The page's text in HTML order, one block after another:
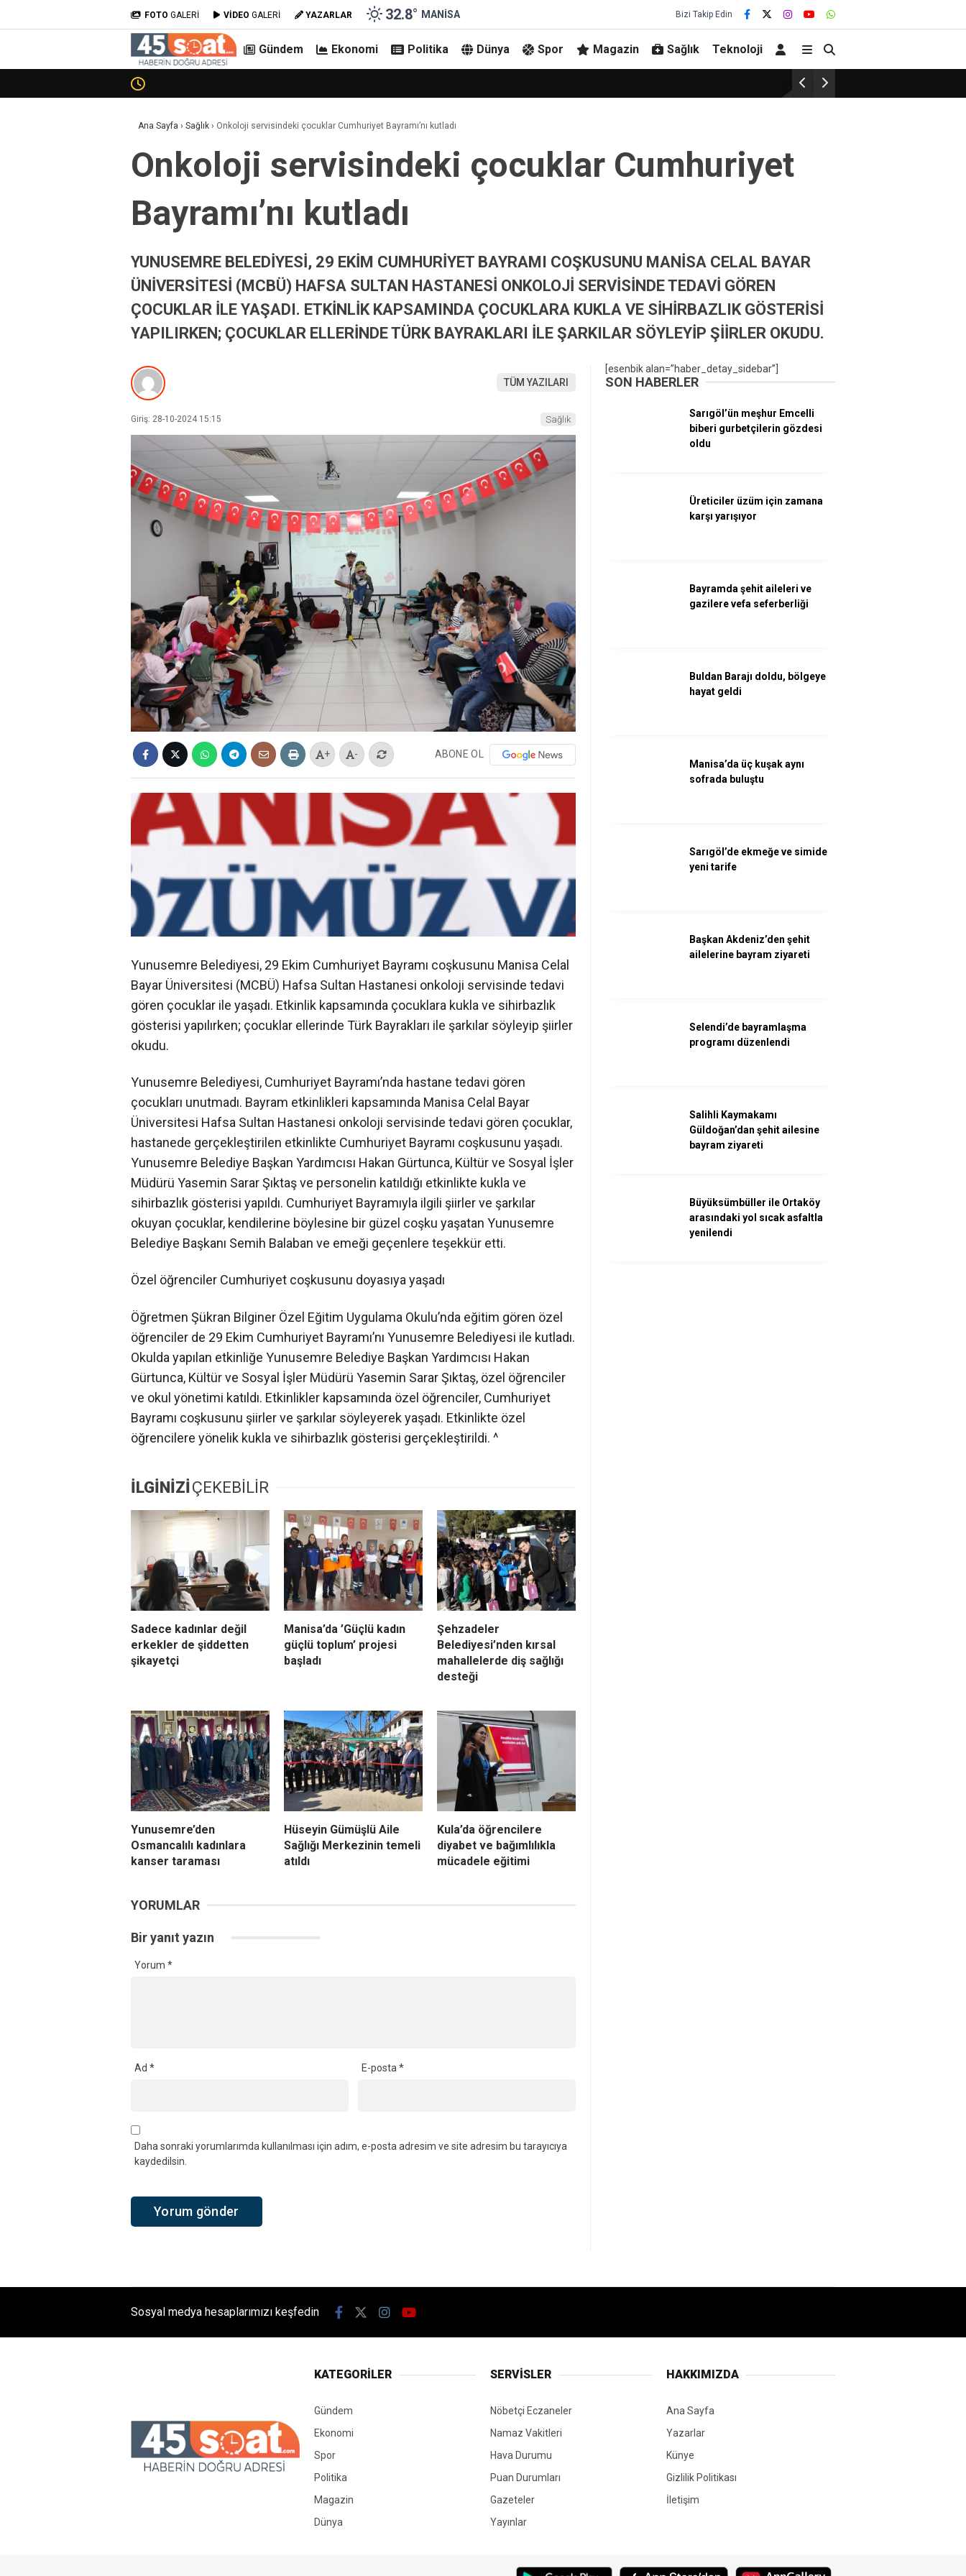
FOTO GALERİ VİDEO GALERİ YAZARLAR 32.8° MANISA Bizi Takip Edin
Gündem Ekonomi Politika Dünya Spor Magazin Sağlık Teknoloji
Ana Sayfa › Sağlık › Onkoloji servisindeki çocuklar Cumhuriyet Bayramı’nı kutladı
Onkoloji servisindeki çocuklar Cumhuriyet
Bayramı’nı kutladı
YUNUSEMRE BELEDİYESİ, 29 EKİM CUMHURİYET BAYRAMI COŞKUSUNU MANİSA CELAL BAYAR
ÜNİVERSİTESİ (MCBÜ) HAFSA SULTAN HASTANESİ ONKOLOJİ SERVİSİNDE TEDAVİ GÖREN
ÇOCUKLAR İLE YAŞADI. ETKİNLİK KAPSAMINDA ÇOCUKLARA KUKLA VE SİHİRBAZLIK GÖSTERİSİ
YAPILIRKEN; ÇOCUKLAR ELLERİNDE TÜRK BAYRAKLARI İLE ŞARKILAR SÖYLEYİP ŞİİRLER OKUDU.
TÜM YAZILARI
Giriş: 28-10-2024 15:15 Sağlık
+ - ABONE OL
Yunusemre Belediyesi, 29 Ekim Cumhuriyet Bayramı coşkusunu Manisa Celal
Bayar Üniversitesi (MCBÜ) Hafsa Sultan Hastanesi onkoloji servisinde tedavi
gören çocuklar ile yaşadı. Etkinlik kapsamında çocuklara kukla ve sihirbazlık
gösterisi yapılırken; çocuklar ellerinde Türk Bayrakları ile şarkılar söyleyip şiirler
okudu.
Yunusemre Belediyesi, Cumhuriyet Bayramı’nda hastane tedavi gören
çocukları unutmadı. Bayram etkinlikleri kapsamında Manisa Celal Bayar
Üniversitesi Hafsa Sultan Hastanesi onkoloji servisinde tedavi gören çocuklar,
hastanede gerçekleştirilen etkinlikte Cumhuriyet Bayramı coşkusunu yaşadı.
Yunusemre Belediye Başkan Yardımcısı Hakan Gürtunca, Kültür ve Sosyal İşler
Müdürü Yasemin Sarar Şıktaş ve personelin katıldığı etkinlikte kukla ve
sihirbazlık gösterisi yapıldı. Cumhuriyet Bayramıyla ilgili şiirler ve şarkılar
okuyan çocuklar, kendilerine böylesine bir güzel coşku yaşatan Yunusemre
Belediye Başkanı Semih Balaban ve emeği geçenlere teşekkür etti.
Özel öğrenciler Cumhuriyet coşkusunu doyasıya yaşadı
Öğretmen Şükran Bilginer Özel Eğitim Uygulama Okulu’nda eğitim gören özel
öğrenciler de 29 Ekim Cumhuriyet Bayramı’nı Yunusemre Belediyesi ile kutladı.
Okulda yapılan etkinliğe Yunusemre Belediye Başkan Yardımcısı Hakan
Gürtunca, Kültür ve Sosyal İşler Müdürü Yasemin Sarar Şıktaş, özel öğrenciler
ve okul yönetimi katıldı. Etkinlikler kapsamında özel öğrenciler, Cumhuriyet
Bayramı coşkusunu şiirler ve şarkılar söyleyerek yaşadı. Etkinlikte özel
öğrencilere yönelik kukla ve sihirbazlık gösterisi gerçekleştirildi. ^
İLGİNİZİÇEKEBİLİR
Sadece kadınlar değil
erkekler de şiddetten
şikayetçi
Manisa’da ’Güçlü kadın
güçlü toplum’ projesi
başladı
Şehzadeler
Belediyesi’nden kırsal
mahallelerde diş sağlığı
desteği
Yunusemre’den
Osmancalılı kadınlara
kanser taraması
Hüseyin Gümüşlü Aile
Sağlığı Merkezinin temeli
atıldı
Kula’da öğrencilere
diyabet ve bağımlılıkla
mücadele eğitimi
YORUMLAR
Bir yanıt yazın
Yorum *
Ad * E-posta *
Daha sonraki yorumlarımda kullanılması için adım, e-posta adresim ve site adresim bu tarayıcıya
kaydedilsin.
[esenbik alan=”haber_detay_sidebar”]
SON HABERLER
Sarıgöl’ün meşhur Emcelli
biberi gurbetçilerin gözdesi
oldu
Üreticiler üzüm için zamana
karşı yarışıyor
Bayramda şehit aileleri ve
gazilere vefa seferberliği
Buldan Barajı doldu, bölgeye
hayat geldi
Manisa’da üç kuşak aynı
sofrada buluştu
Sarıgöl’de ekmeğe ve simide
yeni tarife
Başkan Akdeniz’den şehit
ailelerine bayram ziyareti
Selendi’de bayramlaşma
programı düzenlendi
Salihli Kaymakamı
Güldoğan’dan şehit ailesine
bayram ziyareti
Büyüksümbüller ile Ortaköy
arasındaki yol sıcak asfaltla
yenilendi
Sosyal medya hesaplarımızı keşfedin
KATEGORİLER
Gündem
Ekonomi
Spor
Politika
Magazin
Dünya
SERVİSLER
Nöbetçi Eczaneler
Namaz Vakitleri
Hava Durumu
Puan Durumları
Gazeteler
Yayınlar
HAKKIMIZDA
Ana Sayfa
Yazarlar
Künye
Gizlilik Politikası
İletişim